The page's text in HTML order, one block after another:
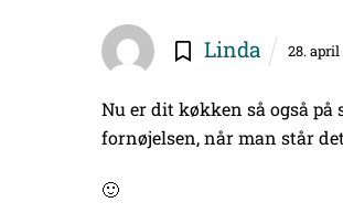
Linda 28. april
Nu er dit køkken så også
fornøjelsen, når man står
🙂